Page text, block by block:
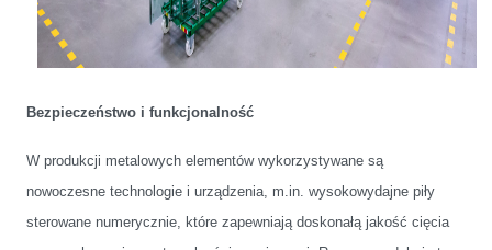
Bezpieczeństwo i funkcjonalność
W produkcji metalowych elementów wykorzystywane są
nowoczesne technologie i urządzenia, m.in. wysokowydajne piły
sterowane numerycznie, które zapewniają doskonałą jakość cięcia